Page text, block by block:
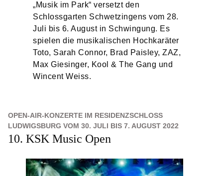
„Musik im Park“ versetzt den
Schlossgarten Schwetzingens vom 28.
Juli bis 6. August in Schwingung. Es
spielen die musikalischen Hochkaräter
Toto, Sarah Connor, Brad Paisley, ZAZ,
Max Giesinger, Kool & The Gang und
Wincent Weiss.
OPEN-AIR-KONZERTE IM RESIDENZSCHLOSS
LUDWIGSBURG VOM 30. JULI BIS 7. AUGUST 2022
10. KSK Music Open